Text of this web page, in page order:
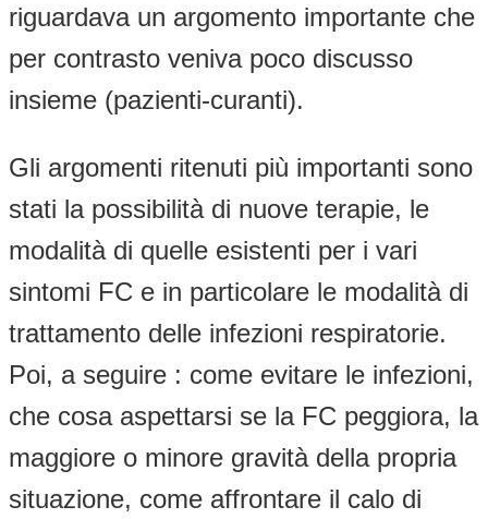
riguardava un argomento importante che
per contrasto veniva poco discusso
insieme (pazienti-curanti).
Gli argomenti ritenuti più importanti sono
stati la possibilità di nuove terapie, le
modalità di quelle esistenti per i vari
sintomi FC e in particolare le modalità di
trattamento delle infezioni respiratorie.
Poi, a seguire : come evitare le infezioni,
che cosa aspettarsi se la FC peggiora, la
maggiore o minore gravità della propria
situazione, come affrontare il calo di